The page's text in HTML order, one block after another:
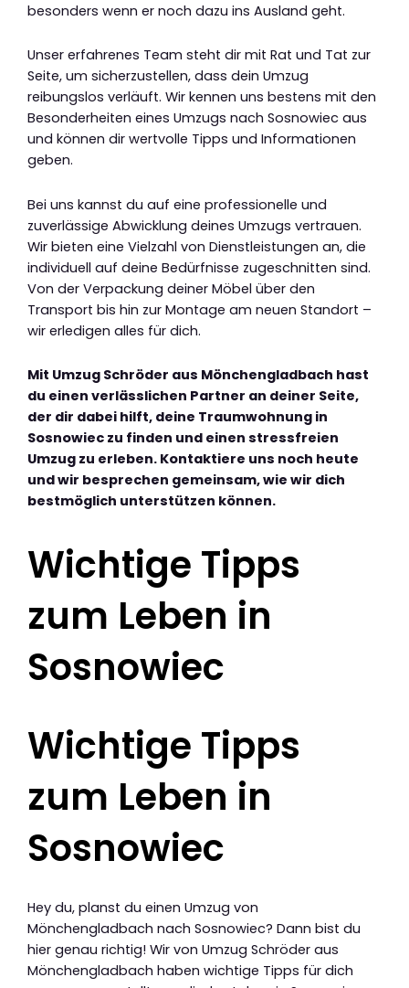
besonders wenn er noch dazu ins Ausland geht.
Unser erfahrenes Team steht dir mit Rat und Tat zur
Seite, um sicherzustellen, dass dein Umzug
reibungslos verläuft. Wir kennen uns bestens mit den
Besonderheiten eines Umzugs nach Sosnowiec aus
und können dir wertvolle Tipps und Informationen
geben.
Bei uns kannst du auf eine professionelle und
zuverlässige Abwicklung deines Umzugs vertrauen.
Wir bieten eine Vielzahl von Dienstleistungen an, die
individuell auf deine Bedürfnisse zugeschnitten sind.
Von der Verpackung deiner Möbel über den
Transport bis hin zur Montage am neuen Standort –
wir erledigen alles für dich.
Mit Umzug Schröder aus Mönchengladbach hast
du einen verlässlichen Partner an deiner Seite,
der dir dabei hilft, deine Traumwohnung in
Sosnowiec zu finden und einen stressfreien
Umzug zu erleben. Kontaktiere uns noch heute
und wir besprechen gemeinsam, wie wir dich
bestmöglich unterstützen können.
Wichtige Tipps
zum Leben in
Sosnowiec
Wichtige Tipps
zum Leben in
Sosnowiec
Hey du, planst du einen Umzug von
Mönchengladbach nach Sosnowiec? Dann bist du
hier genau richtig! Wir von Umzug Schröder aus
Mönchengladbach haben wichtige Tipps für dich